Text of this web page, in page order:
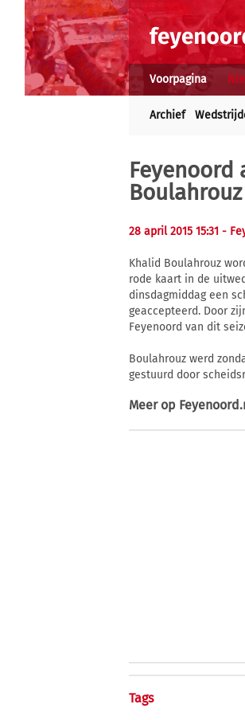
Voorpagina
Archief
Feyenoord
28 april 2015 15:31 -
Khalid Boulahrouz
rode kaart in de
dinsdagmiddag een
geaccepteerd. Door
Feyenoord van dit
Boulahrouz werd
gestuurd door
Meer op
Tags